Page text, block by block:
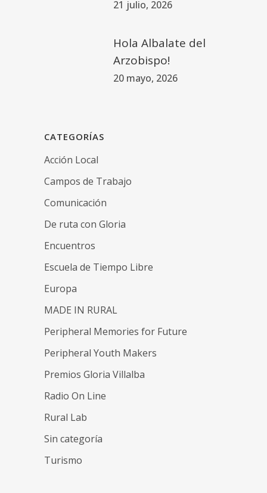
21 julio, 2026
Hola Albalate del
Arzobispo!
20 mayo, 2026
CATEGORÍAS
Acción Local
Campos de Trabajo
Comunicación
De ruta con Gloria
Encuentros
Escuela de Tiempo Libre
Europa
MADE IN RURAL
Peripheral Memories for Future
Peripheral Youth Makers
Premios Gloria Villalba
Radio On Line
Rural Lab
Sin categoría
Turismo